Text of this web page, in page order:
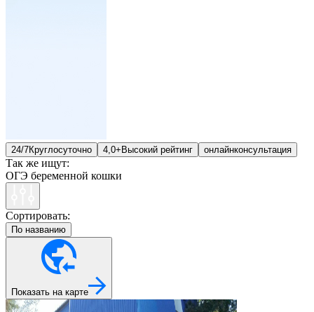
24/7Круглосуточно 4,0+ Высокий рейтинг онлайнконсультация
Так же ищут:
ОГЭ беременной кошки
Сортировать:
По названию
Показать на карте